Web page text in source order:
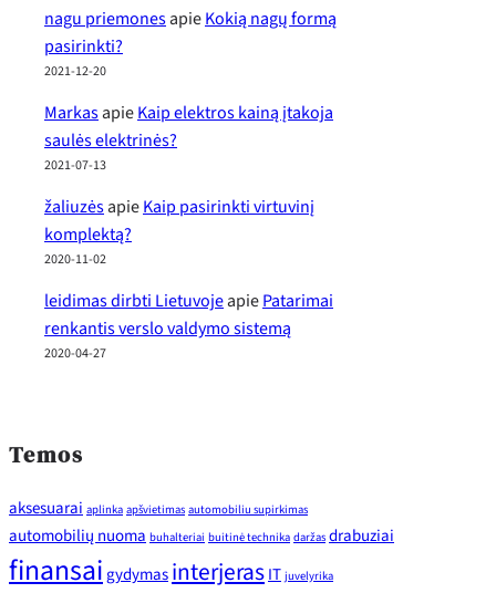
nagu priemonesapieKokią nagų formą
pasirinkti?
2021-12-20
MarkasapieKaip elektros kainą įtakoja
saulės elektrinės?
2021-07-13
žaliuzėsapieKaip pasirinkti virtuvinį
komplektą?
2020-11-02
leidimas dirbti LietuvojeapiePatarimai
renkantis verslo valdymo sistemą
2020-04-27
Temos
aksesuarai aplinka apšvietimas automobiliu supirkimas
automobilių nuoma buhalteriai buitinė technika daržas drabuziai
finansai gydymasinterjerasIT juvelyrika